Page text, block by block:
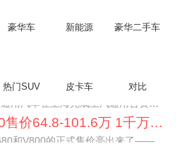
豪华车 新能源 豪华二手车
热门SUV 皮卡车 对比通用CEO缺席签约 3年未踏足中国 释放反常信号
尊界V800 V680售价64.8-101.6万 1千万内最好的MPV
余承东刚刚把尊界V680和V800的正式售价亮出来了——64.8万起和76.6万起。对比预售时65-90万和80-120万的区间，起售价都往下调了一截，这个信号很明确：尊界想在百万级MPV市场尽快站稳脚跟。